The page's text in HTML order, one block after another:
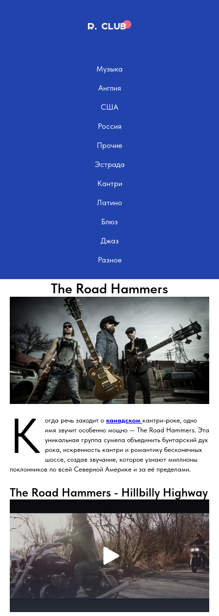
Музыка
Англия
США
Россия
Прочие
Эстрада
Кантри
Латино
Блюз
Джаз
Разное
The Road Hammers
К огда речь заходит о канадском кантри-роке, одно
имя звучит особенно мощно — The Road Hammers. Эта
уникальная группа сумела объединить бунтарский дух
рока, искренность кантри и романтику бесконечных
шоссе, создав звучание, которое узнают миллионы
поклонников по всей Северной Америке и за её пределами.
The Road Hammers - Hillbilly Highway